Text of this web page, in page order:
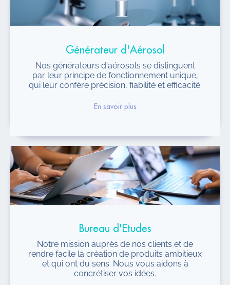
Générateur d'Aérosol
Nos générateurs d'aérosols se distinguent
par leur principe de fonctionnement unique,
qui leur confère précision, fiabilité et efficacité.
En savoir plus
Bureau d'Etudes
Notre mission auprès de nos clients et de
rendre facile la création de produits ambitieux
et qui ont du sens. Nous vous aidons à
concrétiser vos idées.